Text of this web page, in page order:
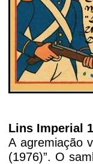
Lins Imperial
A agremiação
(1976)”. O